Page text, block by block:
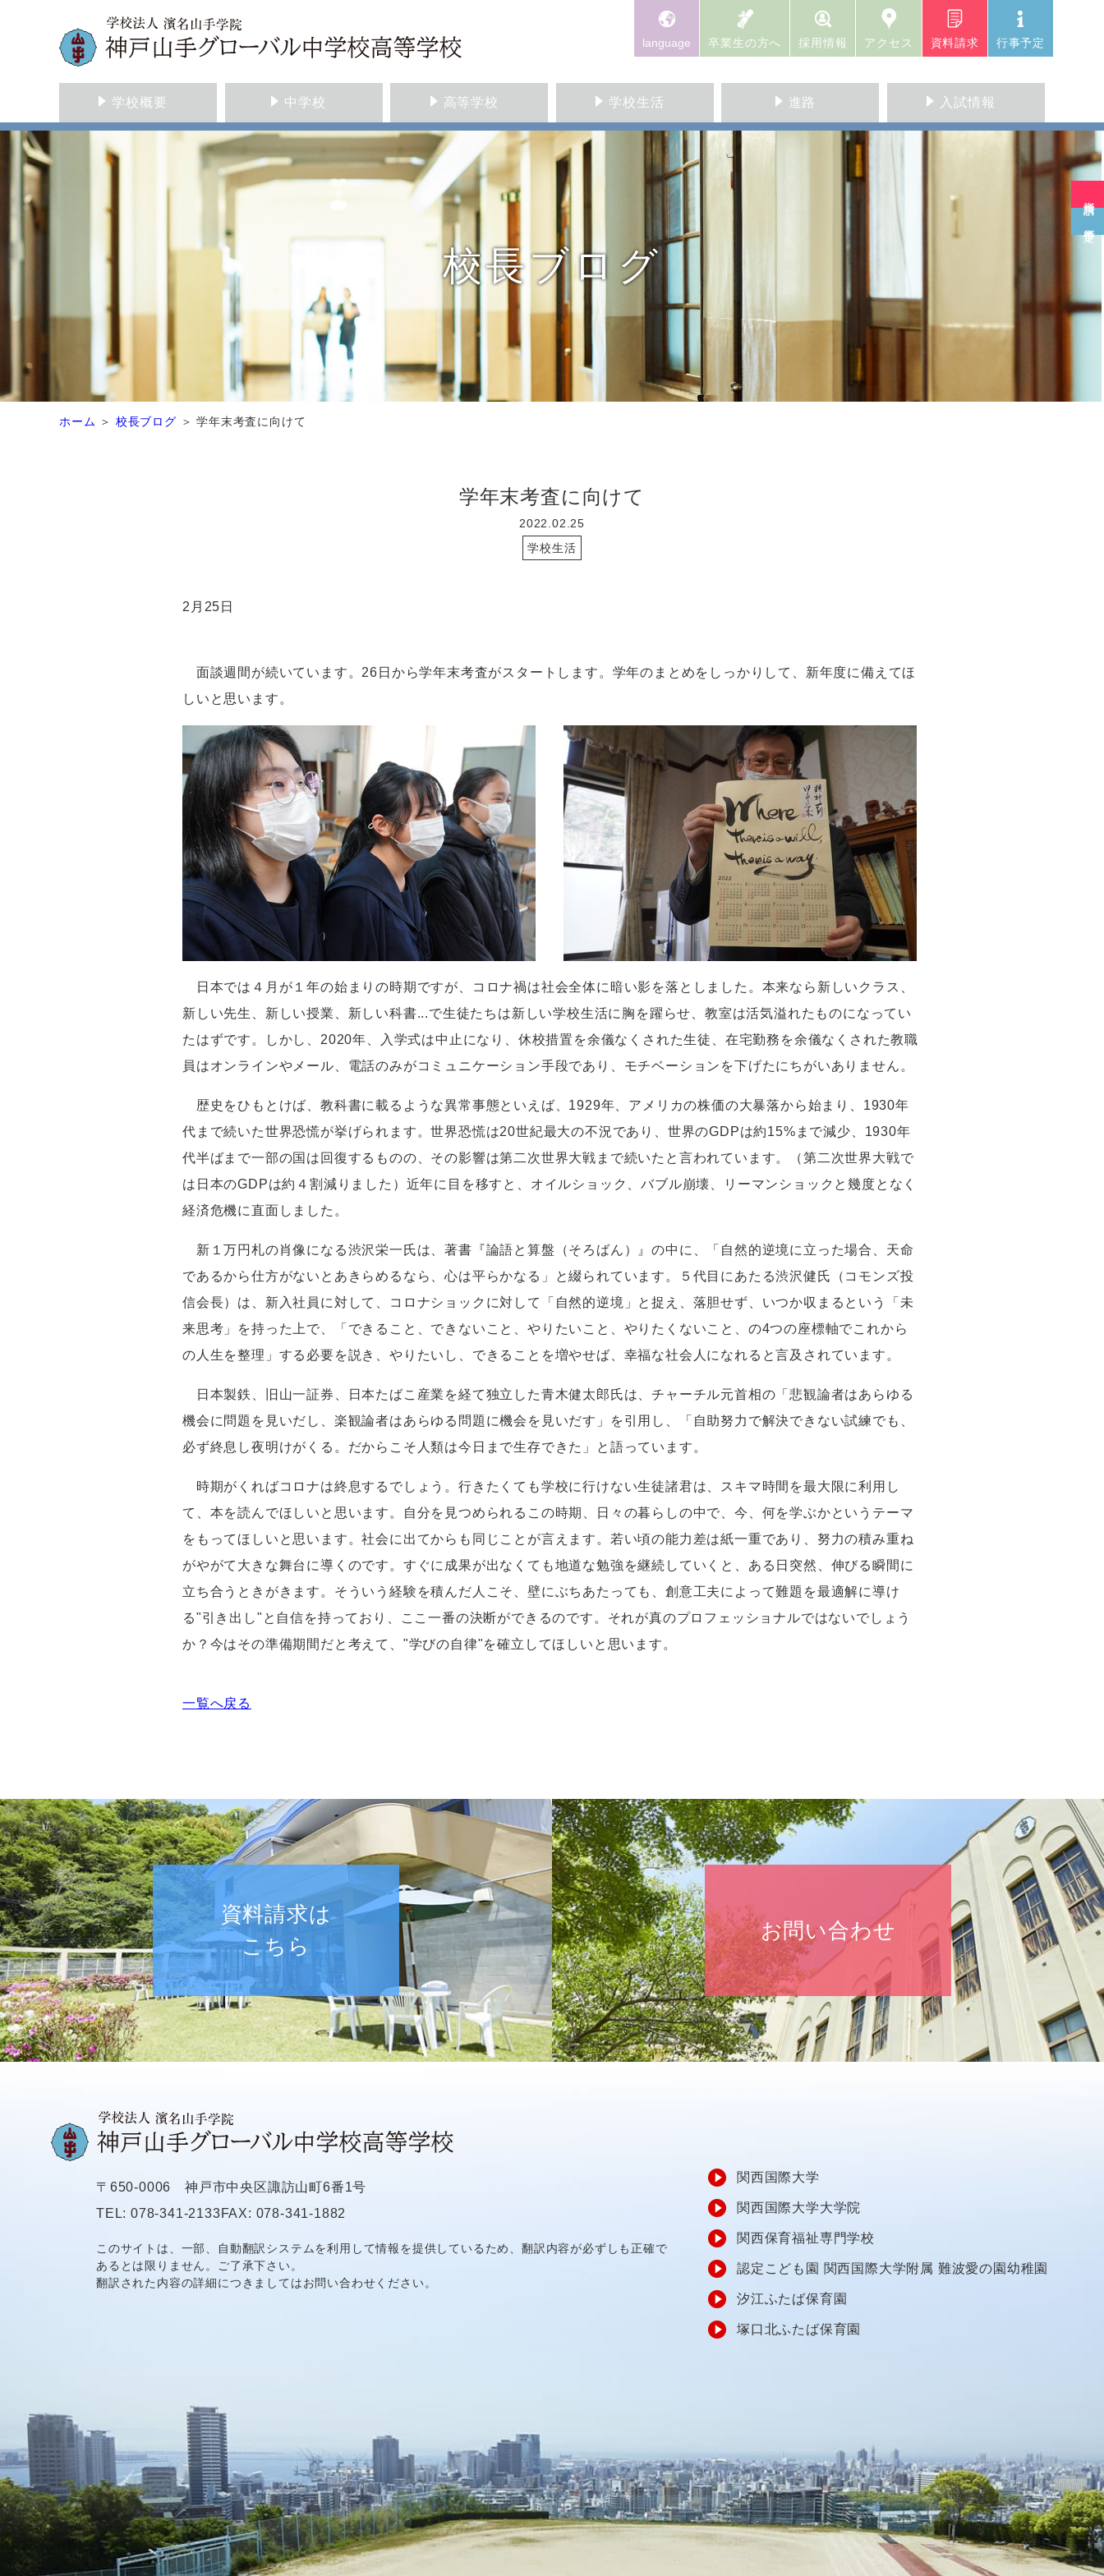
language 卒業生の方へ 採用情報 アクセス 資料請求 行事予定
学校概要 中学校 高等学校 学校生活 進路 入試情報
校長ブログ
ホーム 校長ブログ 学年末考査に向けて
学年末考査に向けて
2022.02.25
学校生活
2月 25 日
面談週間が続いています。26日から学年末考査がスタートします。学年のまとめをしっかりして、新年度に備えてほ
しいと思います。
日本では４月が１年の始まりの時期ですが、コロナ禍は社会全体に暗い影を落としました。本来なら新しいクラス、
新しい先生、新しい授業、新しい科書...で生徒たちは新しい学校生活に胸を躍らせ、教室は活気溢れたものになってい
たはずです。しかし、 2020年、入学式は中止になり、休校措置を余儀なくされた生徒、在宅勤務を余儀なくされた教職
員はオンラインやメール、電話のみがコミュニケーション手段であり、モチベーションを下げたにちがいありません。
歴史をひもとけば、教科書に載るような異常事態といえば、 1929年、アメリカの株価の大暴落から始まり、 1930年
代まで続いた世界恐慌が挙げられます。世界恐慌は20世紀最大の不況であり、世界のGDPは約15% まで減少、 1930年
代半ばまで一部の国は回復するものの、その影響は第二次世界大戦まで続いたと言われています。（第二次世界大戦で
は日本のGDPは約４割減りました）近年に目を移すと、オイルショック、バブル崩壊、リーマンショックと幾度となく
経済危機に直面しました。
新１万円札の肖像になる渋沢栄一氏は、著書『論語と算盤（そろばん）』の中に、「自然的逆境に立った場合、天命
であるから仕方がないとあきらめるなら、心は平らかなる」と綴られています。５代目にあたる渋沢健氏（コモンズ投
信会長）は、新入社員に対して、コロナショックに対して「自然的逆境」と捉え、落胆せず、いつか収まるという「未
来思考」を持った上で、「できること、できないこと、やりたいこと、やりたくないこと、の4つの座標軸でこれから
の人生を整理」する必要を説き、やりたいし、できることを増やせば、幸福な社会人になれると言及されています。
日本製鉄、旧山一証券、日本たばこ産業を経て独立した青木健太郎氏は、チャーチル元首相の「悲観論者はあらゆる
機会に問題を見いだし、楽観論者はあらゆる問題に機会を見いだす」を引用し、「自助努力で解決できない試練でも、
必ず終息し夜明けがくる。だからこそ人類は今日まで生存できた」と語っています。
時期がくればコロナは終息するでしょう。行きたくても学校に行けない生徒諸君は、スキマ時間を最大限に利用し
て、本を読んでほしいと思います。自分を見つめられるこの時期、日々の暮らしの中で、今、何を学ぶかというテーマ
をもってほしいと思います。社会に出てからも同じことが言えます。若い頃の能力差は紙一重であり、努力の積み重ね
がやがて大きな舞台に導くのです。すぐに成果が出なくても地道な勉強を継続していくと、ある日突然、伸びる瞬間に
立ち合うときがきます。そういう経験を積んだ人こそ、壁にぶちあたっても、創意工夫によって難題を最適解に導け
る"引き出し"と自信を持っており、ここ一番の決断ができるのです。それが真のプロフェッショナルではないでしょう
か？今はその準備期間だと考えて、"学びの自律"を確立してほしいと思います。
一覧へ戻る
資料請求は
こちら
お問い合わせ
関西国際大学
関西国際大学大学院
関西保育福祉専門学校
認定こども園 関西国際大学附属 難波愛の園幼稚園
汐江ふたば保育園
塚口北ふたば保育園
〒650-0006 神戸市中央区諏訪山町6番1号
TEL: 078-341-2133FAX: 078-341-1882
このサイトは、一部、自動翻訳システムを利用して情報を提供しているため、翻訳内容が必ずしも正確で
あるとは限りません。ご了承下さい。
翻訳された内容の詳細につきましてはお問い合わせください。